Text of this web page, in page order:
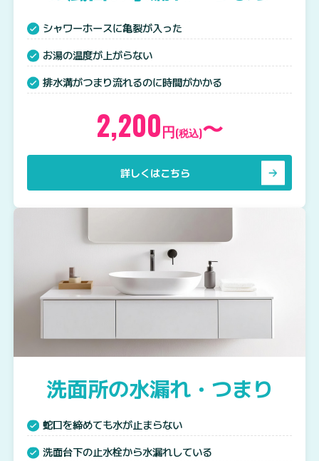
シャワーホースに亀裂が入った
お湯の温度が上がらない
排水溝がつまり流れるのに時間がかかる
2,200円(税込)〜
詳しくはこちら
洗面所の水漏れ・つまり
蛇口を締めても水が止まらない
洗面台下の止水栓から水漏れしている